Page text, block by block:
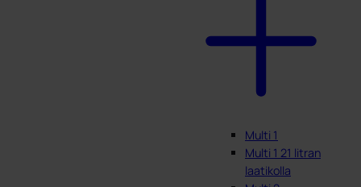
Multi 1
Multi 1 21 litran
laatikolla